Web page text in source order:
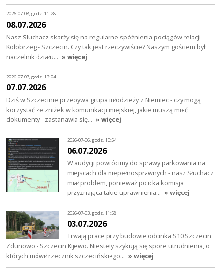
2026-07-08, godz. 11:28
08.07.2026
Nasz Słuchacz skarży się na regularne spóźnienia pociągów relacji
Kołobrzeg - Szczecin. Czy tak jest rzeczywiście? Naszym gościem był
naczelnik działu… » więcej
2026-07-07, godz. 13:04
07.07.2026
Dziś w Szczecinie przebywa grupa młodzieży z Niemiec - czy mogą
korzystać ze zniżek w komunikacji miejskiej, jakie muszą mieć
dokumenty - zastanawia się… » więcej
2026-07-06, godz. 10:54
06.07.2026
W audycji powrócimy do sprawy parkowania na
miejscach dla niepełnosprawnych - nasz Słuchacz
miał problem, ponieważ policka komisja
przyznająca takie uprawnienia… » więcej
2026-07-03, godz. 11:58
03.07.2026
Trwają prace przy budowie odcinka S10 Szczecin
Zdunowo - Szczecin Kijewo. Niestety szykują się spore utrudnienia, o
których mówił rzecznik szczecińskiego… » więcej